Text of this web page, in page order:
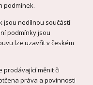
podmínek.
nedílnou součástí
podmínky jsou
lze uzavřít v českém
měnit či
práva a povinnosti